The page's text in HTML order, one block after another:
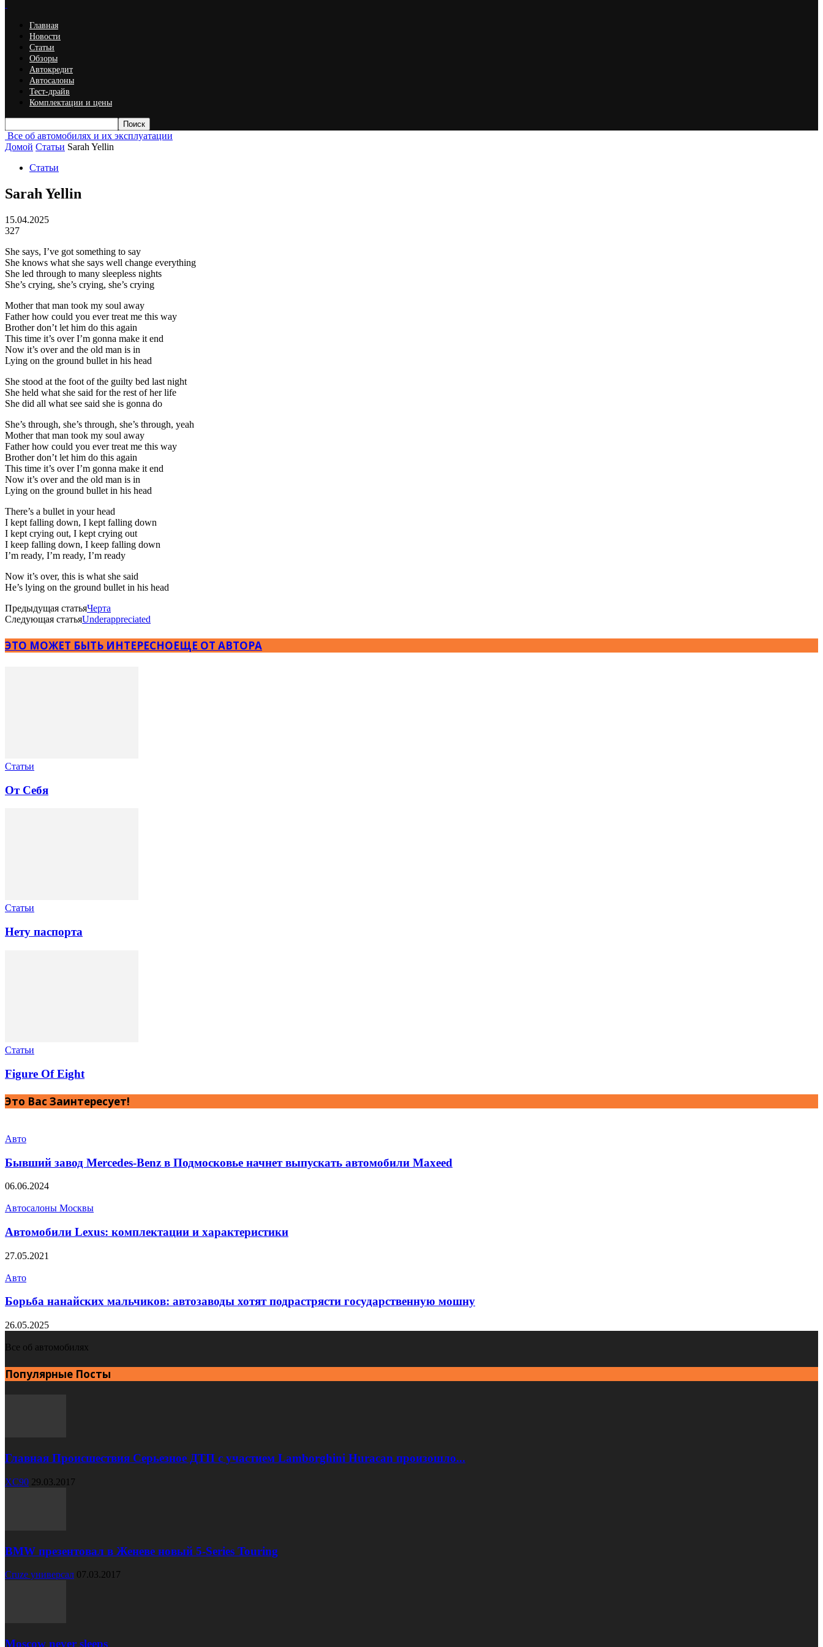
Главная
Новости
Статьи
Обзоры
Автокредит
Автосалоны
Тест-драйв
Комплектации и цены
Все об автомобилях и их эксплуатации
Домой Статьи Sarah Yellin
Статьи
Sarah Yellin
15.04.2025
327
She says, I’ve got something to say
She knows what she says well change everything
She led through to many sleepless nights
She’s crying, she’s crying, she’s crying
Mother that man took my soul away
Father how could you ever treat me this way
Brother don’t let him do this again
This time it’s over I’m gonna make it end
Now it’s over and the old man is in
Lying on the ground bullet in his head
She stood at the foot of the guilty bed last night
She held what she said for the rest of her life
She did all what see said she is gonna do
She’s through, she’s through, she’s through, yeah
Mother that man took my soul away
Father how could you ever treat me this way
Brother don’t let him do this again
This time it’s over I’m gonna make it end
Now it’s over and the old man is in
Lying on the ground bullet in his head
There’s a bullet in your head
I kept falling down, I kept falling down
I kept crying out, I kept crying out
I keep falling down, I keep falling down
I’m ready, I’m ready, I’m ready
Now it’s over, this is what she said
He’s lying on the ground bullet in his head
Предыдущая статьяЧерта
Следующая статьяUnderappreciated
ЭТО МОЖЕТ БЫТЬ ИНТЕРЕСНОЕЩЕ ОТ АВТОРА
Статьи
От Себя
Статьи
Нету паспорта
Статьи
Figure Of Eight
Это Вас Заинтересует!
Авто
Бывший завод Mercedes-Benz в Подмосковье начнет выпускать автомобили Maxeed
06.06.2024
Автосалоны Москвы
Автомобили Lexus: комплектации и характеристики
27.05.2021
Авто
Борьба нанайских мальчиков: автозаводы хотят подрастрясти государственную мошну
26.05.2025
Все об автомобилях
Популярные Посты
Главная Происшествия Серьезное ДТП с участием Lamborghini Huracan произошло...
XC90 29.03.2017
BMW презентовал в Женеве новый 5-Series Touring
Cruze универсал 07.03.2017
Moscow never sleeps